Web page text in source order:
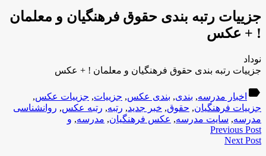
جزییات رتبه بندی حقوق فرهنگیان و معلمان
! + عکس
نوداد
جزییات رتبه بندی حقوق فرهنگیان و معلمان ! + عکس
label اخبار مدرسه, بندی, بندی عکس, جزییات, جزییات عکس,
جزییات فرهنگیان, حقوق, خبر جدید, رتبه, رتبه عکس, روانشناسی
مدرسه, سایت مدرسه, عکس فرهنگیان, مدرسه, و
Previous Post
Next Post